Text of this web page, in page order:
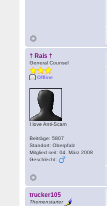
† Rais †
General Counsel
Offline
I love Anti-Scam
Beiträge: 5807
Standort: Oberpfalz
Mitglied seit: 04. März 2008
Geschlecht:
trucker105
Themenstarter